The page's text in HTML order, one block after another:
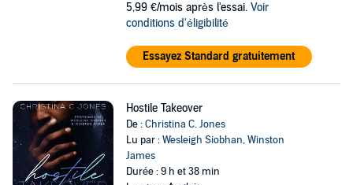
5,99 €/mois après l'essai. Voir
conditions d'éligibilité
Essayez Standard gratuitement
Hostile Takeover
De :Christina C. Jones
Lu par :Wesleigh Siobhan,Winston
James
Durée : 9 h et 38 min